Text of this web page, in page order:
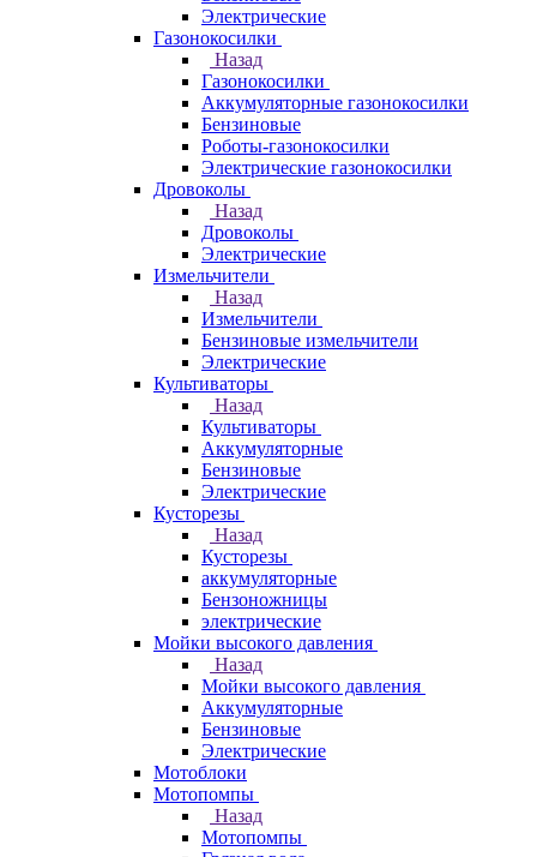
Электрические
Газонокосилки
Назад
Газонокосилки
Аккумуляторные газонокосилки
Бензиновые
Роботы-газонокосилки
Электрические газонокосилки
Дровоколы
Назад
Дровоколы
Электрические
Измельчители
Назад
Измельчители
Бензиновые измельчители
Электрические
Культиваторы
Назад
Культиваторы
Аккумуляторные
Бензиновые
Электрические
Кусторезы
Назад
Кусторезы
аккумуляторные
Бензоножницы
электрические
Мойки высокого давления
Назад
Мойки высокого давления
Аккумуляторные
Бензиновые
Электрические
Мотоблоки
Мотопомпы
Назад
Мотопомпы